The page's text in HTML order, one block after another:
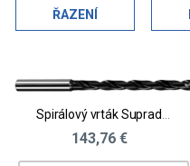
ŘAZENÍ
Spirálový vrták Supradrill® N
143,76 €